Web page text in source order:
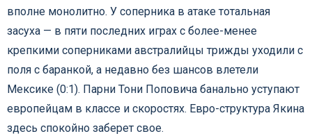
вполне монолитно. У соперника в атаке тотальная
засуха — в пяти последних играх с более-менее
крепкими соперниками австралийцы трижды уходили с
поля с баранкой, а недавно без шансов влетели
Мексике (0:1). Парни Тони Поповича банально уступают
европейцам в классе и скоростях. Евро-структура Якина
здесь спокойно заберет свое.